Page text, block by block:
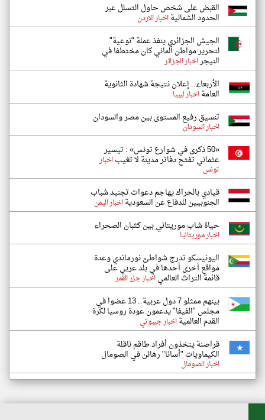
القبض على شخص حاول التسلل عبر
الحدود الشماليةاخبار الاردن
الجيش الجزائري ينفذ عملة "نوعية"
لتحرير مواطن ألماني كان مختطفا في
النيجراخبار الجزائر
الأربعاء.. إعلان نتيجة شهادة الثانوية
العامةاخبار ليبيا
تنسيق رفيع المستوى بين مصر والسودان
اخبار السودان
«50 ذكرى في شوارع تونس» : تيسير
عثماني تفتح دفاتر مدينة لا تغيباخبار
تونس
قيادي بالحراك يهاجم دعوات تجنيد شباب
الجنوبيين للدفاع عن السعوديةاخبار اليمن
حياة شاب موريتاني بين كثبان الصحراء
اخبار موريتانيا
اليونيسكو تدرج شواطئ نورماندي وعدة
مواقع أخرى أحدها في بلد عربي على
قائمة التراث العالمياخبار جزر القمر
بينهم ممثلو 7 دول عربية.. 13 عضوا في
مجلس "الفيفا" يدعمون عودة روسيا لكرة
القدم العالميةاخبار جيبوتي
قراصنة يتخذون أفراد طاقم ناقلة
الكيماويات "أسانا" رهائن في الصومال
اخبار الصومال